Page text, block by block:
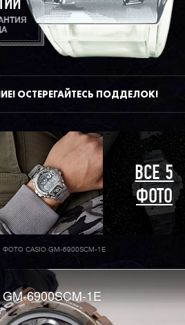
ОСТЕРЕГАЙТЕСЬ ПОДДЕЛОК!
ВСЕ 5
ФОТО
ФОТО CASIO GM-6900SCM-1E
6900SCM-1E